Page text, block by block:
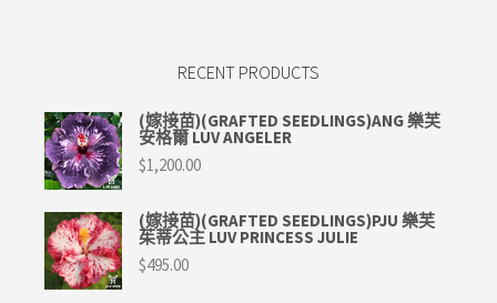
RECENT PRODUCTS
(嫁接苗)(GRAFTED SEEDLINGS)ANG 樂芙
安格爾 LUV ANGELER
$1,200.00
(嫁接苗)(GRAFTED SEEDLINGS)PJU 樂芙
茱蒂公主 LUV PRINCESS JULIE
$495.00